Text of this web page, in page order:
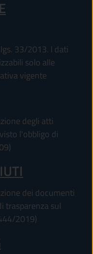
33/2013. I dati
solo alle
vigente
degli atti
l'obbligo di
dei documenti
trasparenza sul
2019)